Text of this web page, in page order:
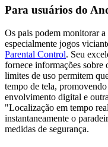
Para usuários do
Os pais podem monitorar
especialmente jogos
Parental Control. Seu
fornece informações sobre
limites de uso permitem
tempo de tela,
envolvimento digital e
"Localização em tempo
instantaneamente o
medidas de segurança.